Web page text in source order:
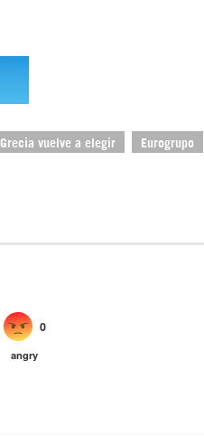
Grecia vuelve a elegir Eurogrupo